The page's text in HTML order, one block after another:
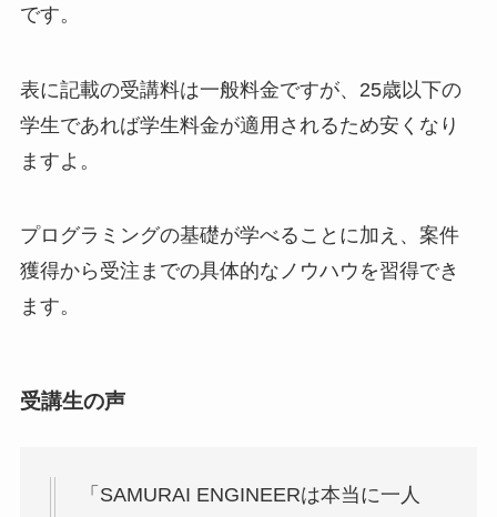
です。
表に記載の受講料は一般料金ですが、25歳以下の
学生であれば学生料金が適用されるため安くなり
ますよ。
プログラミングの基礎が学べることに加え、案件
獲得から受注までの具体的なノウハウを習得でき
ます。
受講生の声
「SAMURAI ENGINEERは本当に一人